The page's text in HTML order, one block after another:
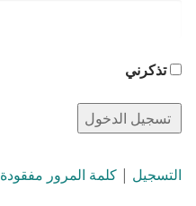
تذكرني
التسجيل | كلمة المرور مفقودة